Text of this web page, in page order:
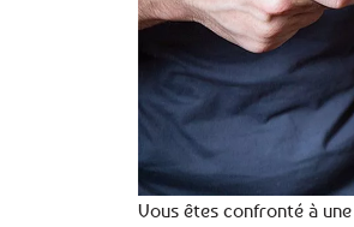
Vous êtes confronté à